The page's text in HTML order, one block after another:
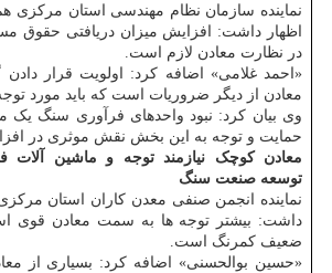
نماینده سازمان نظام مهندسی استان مرکزی
اظهار داشت: افزایش میزان دریافتی حقوق
در نظارت معادن لازم است.
«احمد غلامی» اضافه کرد: اولویت قرار
معادن از دیگر ضروریات است که باید مورد
وی بیان کرد: نبود واحدهای فرآوری سنگ
حمایت و توجه به این بخش نقش موثری در
معادن کوچک نیازمند توجه و ماشین آلات
توسعه صنعت سنگ
نماینده انجمن صنفی معدن کاران استان
داشت: بیشتر توجه ها به سمت معادن قوی
ضعیف کمرنگ است.
«حسین بوالحسنی» اضافه کرد: بسیاری از